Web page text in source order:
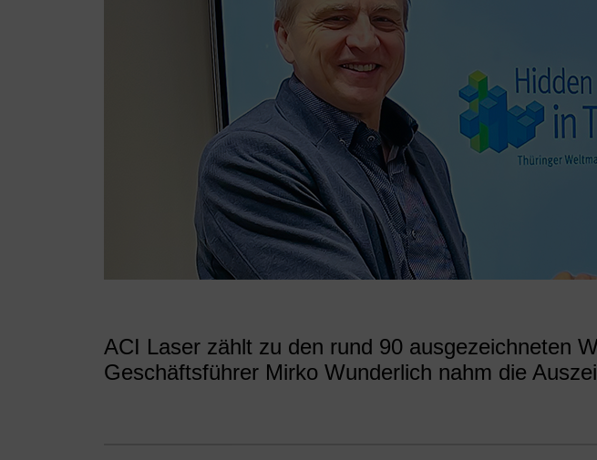
ACI Laser zählt zu den rund 90 ausgezeichneten
Geschäftsführer Mirko Wunderlich nahm die